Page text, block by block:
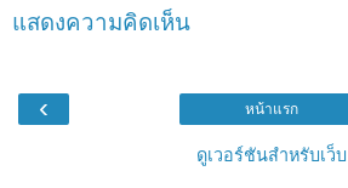
แสดงความคิดเห็น
‹ หน้าแรก
ดูเวอร์ชันสำหรับเว็บ